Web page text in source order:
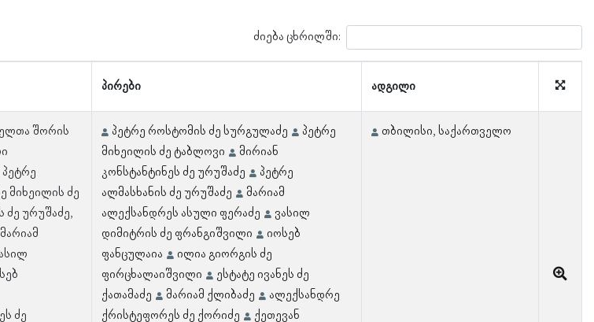
ძიება ცხრილში:
პირები ადგილი
შორის
პეტრე
მიხეილის ძე
ძე ურუშაძე,
ძე
პეტრე როსტომის ძე სურგულაძე
პეტრე
მიხეილის ძე ტაბლოვი
მირიან
კონსტანტინეს ძე ურუშაძე
პეტრე
ალმასხანის ძე ურუშაძე
მარიამ
ალექსანდრეს ასული ფერაძე
ვასილ
დიმიტრის ძე ფრანგიშვილი
იოსებ
ფანცულაია
ილია გიორგის ძე
ფირცხალაიშვილი
ესტატე ივანეს ძე
ქათამაძე
მარიამ ქლიბაძე
ალექსანდრე
ქრისტეფორეს ძე ქორიძე
ქეთევან
თბილისი, საქართველო